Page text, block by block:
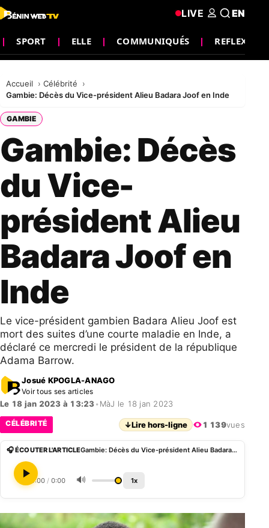
SPORT ELLE COMMUNIQUÉS REFLEXION
LIVE EN
Accueil
Célébrité
Gambie: Décès du Vice-président Alieu Badara Joof en Inde
GAMBIE
Gambie: Décès
du Vice-
président Alieu
Badara Joof en
Inde
Le vice-président gambien Badara Alieu Joof est
mort des suites d’une courte maladie en Inde, a
déclaré ce mercredi le président de la république
Adama Barrow.
Josué KPOGLA-ANAGO
Voir tous ses articles
Le 18 jan 2023 à 13:23• MàJ le 18 jan 2023
CÉLÉBRITÉ ↓Lire hors-ligne 1 139vues
🎧 ÉCOUTER L'ARTICLE Gambie: Décès du Vice-président Alieu Badara Joof en Inde
0:00 / 0:00 🔊 1x